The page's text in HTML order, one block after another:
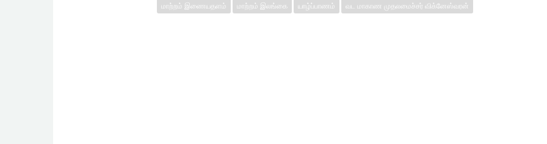
மாற்றம் இணையதளம்
மாற்றம் இலங்கை யாழ்ப்பாணம் வட மாகாண முதலமைச்சர் விக்னேஸ்வரன்